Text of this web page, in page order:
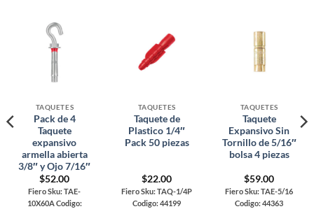
TAQUETES
Pack de 4
Taquete
expansivo
armella abierta
3/8″ y Ojo 7/16″
$52.00
Fiero Sku: TAE-
10X60A Codigo:
TAQUETES
Taquete de
Plastico 1/4″
Pack 50 piezas
$22.00
Fiero Sku: TAQ-1/4P
Codigo: 44199
TAQUETES
Taquete
Expansivo Sin
Tornillo de 5/16″
bolsa 4 piezas
$59.00
Fiero Sku: TAE-5/16
Codigo: 44363